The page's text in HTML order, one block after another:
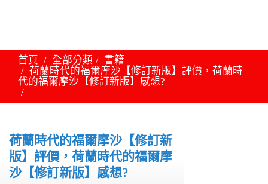
首頁 全部分類
書籍
荷蘭時代的福爾摩沙【修訂新版】評價，荷蘭時
代的福爾摩沙【修訂新版】感想?
荷蘭時代的福爾摩沙【修訂新
版】評價，荷蘭時代的福爾摩
沙【修訂新版】感想?